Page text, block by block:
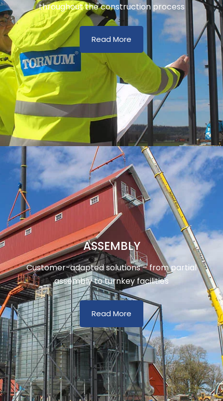
throughout the construction process
Read More
ASSEMBLY
Customer-adapted solutions – from partial
assembly to turnkey facilities
Read More